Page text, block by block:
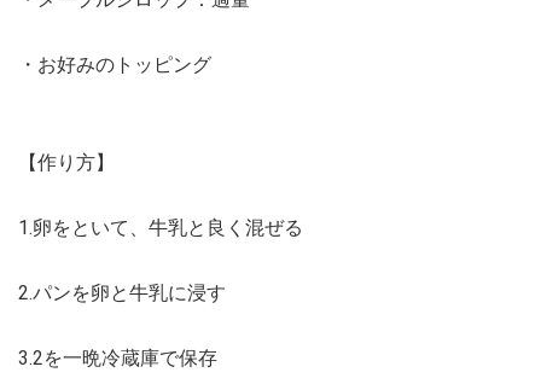
・お好みのトッピング
【作り方】
1.卵をといて、牛乳と良く混ぜる
2.パンを卵と牛乳に浸す
3.2を一晩冷蔵庫で保存